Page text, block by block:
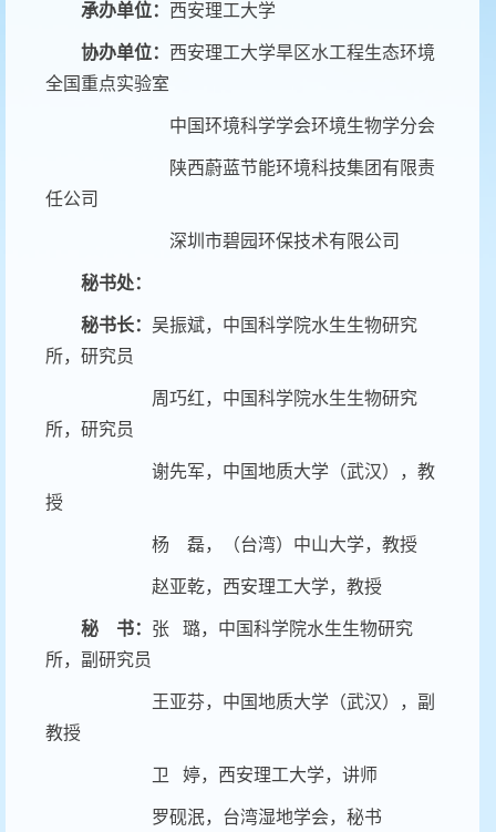
承办单位： 西安理工大学
协办单位： 西安理工大学旱区水工程生态环境
全国重点实验室
中国环境科学学会环境生物学分会
陕西蔚蓝节能环境科技集团有限责
任公司
深圳市碧园环保技术有限公司
秘书处：
秘书长： 吴振斌，中国科学院水生生物研究
所，研究员
周巧红，中国科学院水生生物研究
所，研究员
谢先军，中国地质大学（武汉），教
授
杨 磊， （台湾）中山大学，教授
赵亚乾，西安理工大学，教授
秘 书： 张 璐， 中国科学院水生生物研究
所，副研究员
王亚芬，中国地质大学（武汉），副
教授
卫 婷， 西安理工大学，讲师
罗砚泯， 台湾湿地学会，秘书